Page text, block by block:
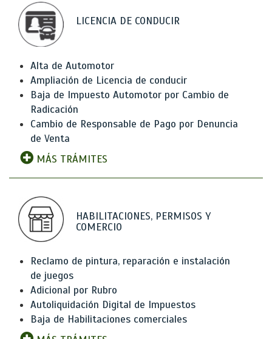
LICENCIA DE CONDUCIR
Alta de Automotor
Ampliación de Licencia de conducir
Baja de Impuesto Automotor por Cambio de
Radicación
Cambio de Responsable de Pago por Denuncia
de Venta
MÁS TRÁMITES
HABILITACIONES, PERMISOS Y
COMERCIO
Reclamo de pintura, reparación e instalación
de juegos
Adicional por Rubro
Autoliquidación Digital de Impuestos
Baja de Habilitaciones comerciales